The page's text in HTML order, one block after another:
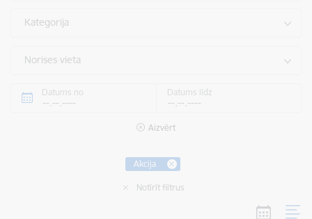
Kategorija
Norises vieta
Datums no Datums līdz
Aizvērt
Akcija
Notīrīt filtrus